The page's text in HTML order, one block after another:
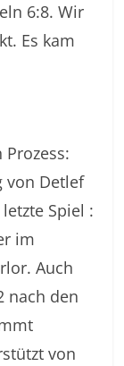
6:8. Wir
Es kam
von Detlef
Spiel :
im
Auch
nach den
von